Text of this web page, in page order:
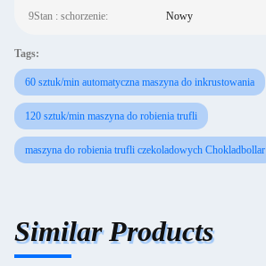
9Stan : schorzenie: Nowy
Tags:
60 sztuk/min automatyczna maszyna do inkrustowania
120 sztuk/min maszyna do robienia trufli
maszyna do robienia trufli czekoladowych Chokladbollar
Similar Products